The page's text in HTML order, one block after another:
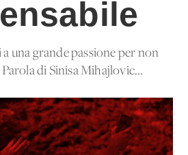
una grande passione per non
di Sinisa Mihajlovic...